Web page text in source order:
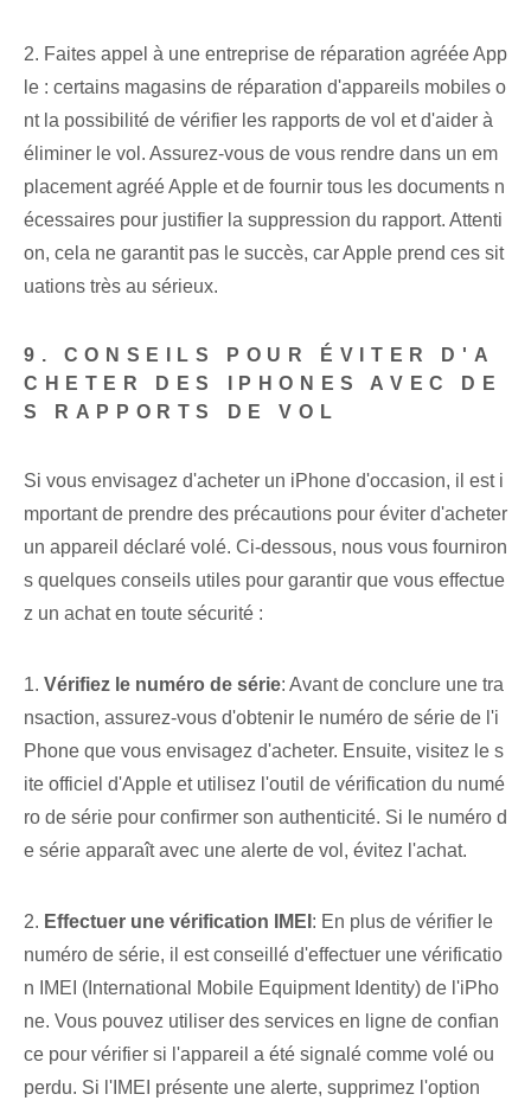
2. Faites appel à une entreprise de réparation agréée App
le : certains magasins de réparation d'appareils mobiles o
nt la possibilité de vérifier les rapports de vol et d'aider à
éliminer le vol. Assurez-vous de vous rendre dans un em
placement agréé Apple et de fournir tous les documents n
écessaires pour justifier la suppression du rapport. Attenti
on, cela ne garantit pas le succès, car Apple prend ces sit
uations très au sérieux.
9. CONSEILS POUR ÉVITER D'A
CHETER DES IPHONES AVEC DE
S RAPPORTS DE VOL
Si vous envisagez d'acheter un iPhone d'occasion, il est i
mportant de prendre des précautions pour éviter d'acheter
un appareil déclaré volé. Ci-dessous, nous vous fourniron
s quelques conseils utiles pour garantir que vous effectue
z un achat en toute sécurité :
1. Vérifiez le numéro de série: Avant de conclure une tra
nsaction, assurez-vous d'obtenir le numéro de série de l'i
Phone que vous envisagez d'acheter. Ensuite, visitez le s
ite officiel d'Apple et utilisez l'outil de vérification du numé
ro de série pour confirmer son authenticité. Si le numéro d
e série apparaît avec une alerte de vol, évitez l'achat.
2. Effectuer une vérification IMEI : En plus de vérifier le
numéro de série, il est conseillé d'effectuer une vérificatio
n IMEI (International Mobile Equipment Identity) de l'iPho
ne. Vous pouvez utiliser des services en ligne de confian
ce pour vérifier si l'appareil a été signalé comme volé ou
perdu. Si l'IMEI présente une alerte, supprimez l'option